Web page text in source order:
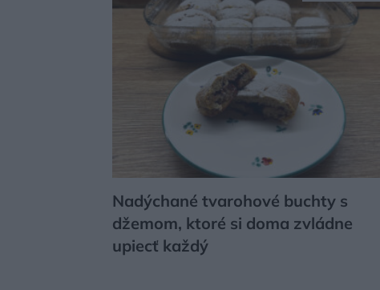
Nadýchané tvarohové buchty s
džemom, ktoré si doma zvládne
upiecť každý